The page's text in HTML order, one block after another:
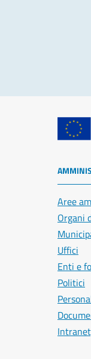
Aree
Organi
Uffici
Enti e
Politici